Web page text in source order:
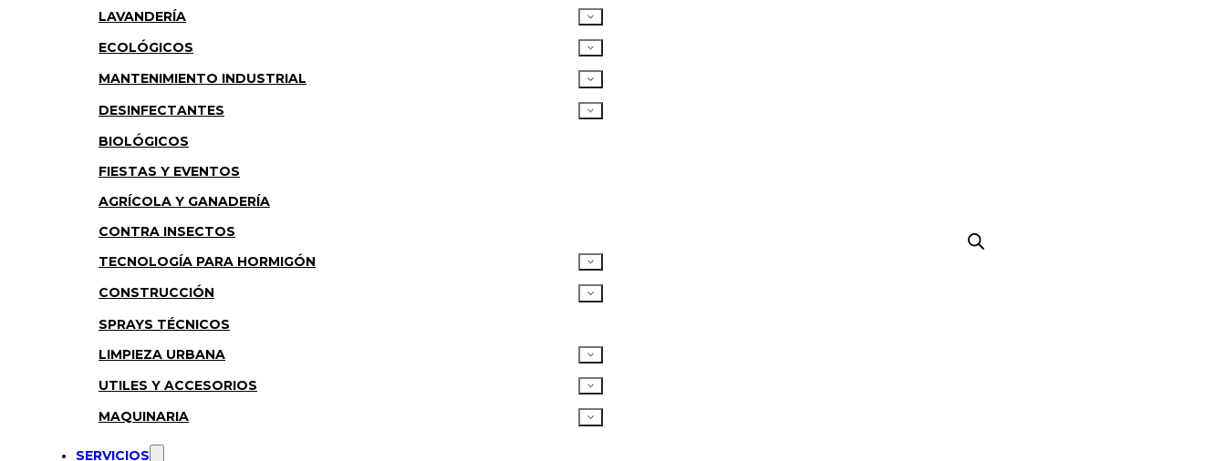
LAVANDERÍA
ECOLÓGICOS
MANTENIMIENTO INDUSTRIAL
DESINFECTANTES
BIOLÓGICOS
FIESTAS Y EVENTOS
AGRÍCOLA Y GANADERÍA
CONTRA INSECTOS
TECNOLOGÍA PARA HORMIGÓN
CONSTRUCCIÓN
SPRAYS TÉCNICOS
LIMPIEZA URBANA
UTILES Y ACCESORIOS
MAQUINARIA
SERVICIOS